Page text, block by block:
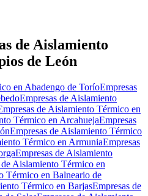
de Aislamiento
de León
en Abadengo de ToríoEmpresas
Empresas de Aislamiento
de Aislamiento Térmico en
Térmico en ArcahuejaEmpresas
Empresas de Aislamiento Térmico
Térmico en ArmuniaEmpresas
Empresas de Aislamiento
de Aislamiento Térmico en
Térmico en Balneario de
Térmico en BarjasEmpresas de